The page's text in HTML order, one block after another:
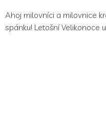
Ahoj milovníci a milovnice
spánku! Letošní Velikonoce u